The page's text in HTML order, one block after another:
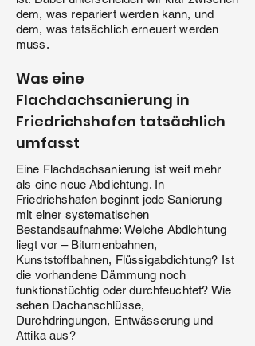
dem, was repariert werden kann, und
dem, was tatsächlich erneuert werden
muss.
Was eine
Flachdachsanierung in
Friedrichshafen tatsächlich
umfasst
Eine Flachdachsanierung ist weit mehr
als eine neue Abdichtung. In
Friedrichshafen beginnt jede Sanierung
mit einer systematischen
Bestandsaufnahme: Welche Abdichtung
liegt vor – Bitumenbahnen,
Kunststoffbahnen, Flüssigabdichtung? Ist
die vorhandene Dämmung noch
funktionstüchtig oder durchfeuchtet? Wie
sehen Dachanschlüsse,
Durchdringungen, Entwässerung und
Attika aus?